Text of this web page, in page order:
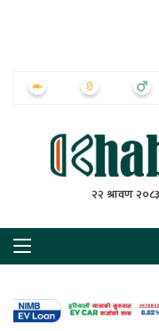
२२ श्रावण